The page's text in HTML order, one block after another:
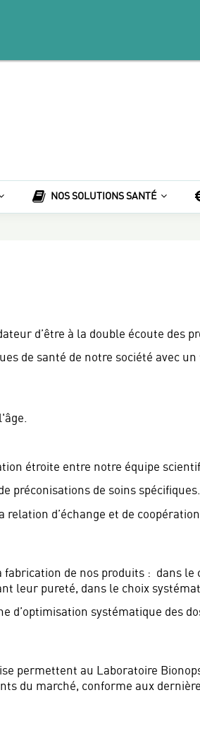
NOS SOLUTIONS SANTÉ
d’être à la double écoute des
de santé de notre société avec
étroite entre notre équipe
préconisations de soins spécifiques.
d’échange et de
de nos produits : dans
leur pureté, dans le choix
d’optimisation systématique des
permettent au Laboratoire
du marché, conforme aux